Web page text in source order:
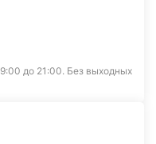
до 21:00. Без выходных